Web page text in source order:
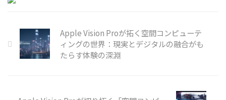
回注目するのは、都市伝説として
Apple Vision Proが拓く空間コンピューテ
ィングの世界：現実とデジタルの融合がも
たらす体験の深淵